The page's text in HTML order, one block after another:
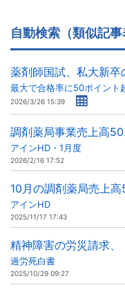
自動検索（類似記事
薬剤師国試、私大新
最大で合格率に50ポイント
2026/3/26 15:39
調剤薬局事業売上高
アインHD・1月度
2026/2/16 17:52
10月の調剤薬局売上
アインHD
2025/11/17 17:43
精神障害の労災請求
過労死白書
2025/10/29 09:27